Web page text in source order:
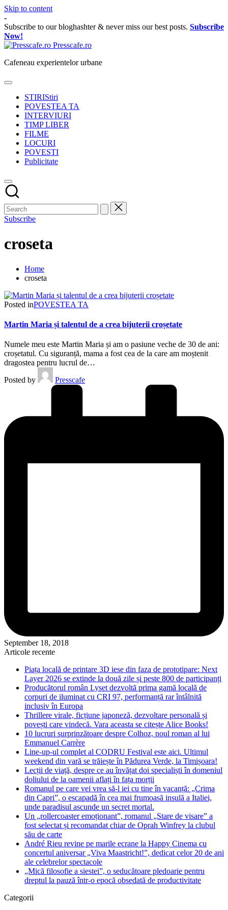
Skip to content
-
Subscribe to our bloghashter & never miss our best posts. Subscribe
Now!
Presscafe.ro
Cafeneau experientelor urbane
STIRIStiri
POVESTEA TA
INTERVIURI
TIMP LIBER
FILME
LOCURI
POVESTI
Publicitate
Subscribe
croseta
Home
croseta
Posted inPOVESTEA TA
Martin Maria și talentul de a crea bijuterii croșetate
Numele meu este Martin Maria și am o pasiune veche de 30 de ani:
croșetatul. Cu siguranță, mama a fost cea de la care am moștenit
dragostea pentru lucrul de…
Posted by
Presscafe
September 18, 2018
Articole recente
Piața locală de printare 3D iese din faza de prototipare: Next
Layer 2026 se extinde la două zile și peste 800 de participanți
Producătorul român Lyset dezvoltă prima gamă locală de
corpuri de iluminat cu CRI 97, performanță rar întâlnită
inclusiv în Europa
Thrillere virale, ficțiune japoneză, dezvoltare personală și
povești care vindecă. Vara aceasta se citește Alice Books!
10 lucruri surprinzătoare despre Colhoz, noul roman al lui
Emmanuel Carrère
Line-up-ul complet al CODRU Festival este aici. Ultimul
weekend din vară se trăiește în Pădurea Verde, la Timișoara!
Lecții de viață, despre ce au învățat doi specialiști în domeniul
doliului de la oamenii aflați în fața morții
Romanul pe care vei vrea să-l iei cu tine în vacanță: „Crima
din Capri”, o escapadă în cea mai frumoasă insulă a Italiei,
unde paradisul ascunde un secret mortal.
Un „rollercoaster emoționant”, romanul „Stare de visare” a
fost selectat și recomandat chiar de Oprah Winfrey la clubul
său de carte
André Rieu revine pe marile ecrane la Happy Cinema cu
concertul aniversar „Viva Maastricht!”, dedicat celor 20 de ani
ale celebrelor spectacole
„Mică filosofie a siestei”, o seducătoare pledoarie pentru
dreptul la pauză într-o epocă obsedată de productivitate
Categorii